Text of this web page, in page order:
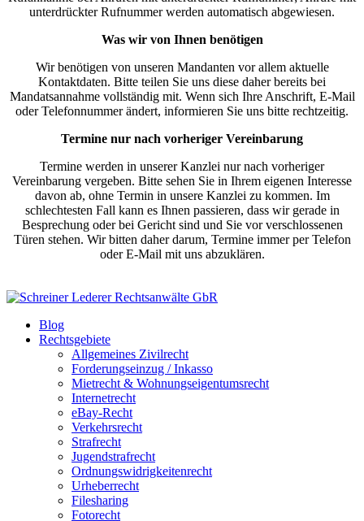
unterdrückter Rufnummer werden automatisch abgewiesen.
Was wir von Ihnen benötigen
Wir benötigen von unseren Mandanten vor allem aktuelle
Kontaktdaten. Bitte teilen Sie uns diese daher bereits bei
Mandatsannahme vollständig mit. Wenn sich Ihre Anschrift, E-Mail
oder Telefonnummer ändert, informieren Sie uns bitte rechtzeitig.
Termine nur nach vorheriger Vereinbarung
Termine werden in unserer Kanzlei nur nach vorheriger
Vereinbarung vergeben. Bitte sehen Sie in Ihrem eigenen Interesse
davon ab, ohne Termin in unsere Kanzlei zu kommen. Im
schlechtesten Fall kann es Ihnen passieren, dass wir gerade in
Besprechung oder bei Gericht sind und Sie vor verschlossenen
Türen stehen. Wir bitten daher darum, Termine immer per Telefon
oder E-Mail mit uns abzuklären.
Blog
Rechtsgebiete
Allgemeines Zivilrecht
Forderungseinzug / Inkasso
Mietrecht & Wohnungseigentumsrecht
Internetrecht
eBay-Recht
Verkehrsrecht
Strafrecht
Jugendstrafrecht
Ordnungswidrigkeitenrecht
Urheberrecht
Filesharing
Fotorecht